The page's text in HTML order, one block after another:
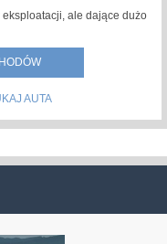
ale dające dużo
AUTA